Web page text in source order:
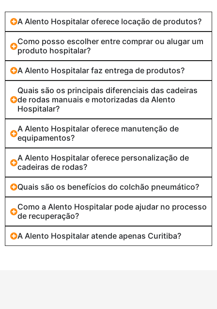
A Alento Hospitalar oferece locação de produtos?
Como posso escolher entre comprar ou alugar um
produto hospitalar?
A Alento Hospitalar faz entrega de produtos?
Quais são os principais diferenciais das cadeiras
de rodas manuais e motorizadas da Alento
Hospitalar?
A Alento Hospitalar oferece manutenção de
equipamentos?
A Alento Hospitalar oferece personalização de
cadeiras de rodas?
Quais são os benefícios do colchão pneumático?
Como a Alento Hospitalar pode ajudar no processo
de recuperação?
A Alento Hospitalar atende apenas Curitiba?